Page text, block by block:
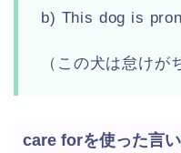
b) This dog is
（この犬は怠けが
care forを使った言い